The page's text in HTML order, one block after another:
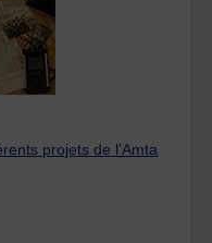
projets de l’Amta